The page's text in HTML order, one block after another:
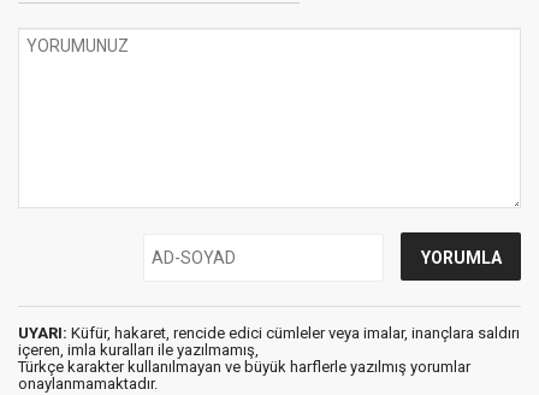
UYARI: Küfür, hakaret, rencide edici cümleler veya imalar, inançlara saldırı
içeren, imla kuralları ile yazılmamış,
Türkçe karakter kullanılmayan ve büyük harflerle yazılmış yorumlar
onaylanmamaktadır.